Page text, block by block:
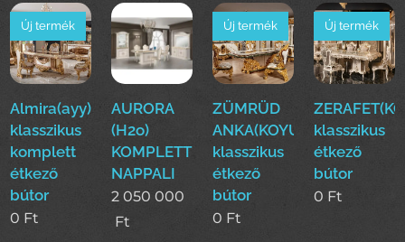
Almira(ayy)Luxus
klasszikus
komplett
étkező
bútor
Új termék
0 Ft
AURORA
(H2o)
KOMPLETT
NAPPALI
2 050 000
Ft
ZÜMRÜD
ANKA(KOYUN)Luxus
klasszikus
étkező
bútor
Új termék
0 Ft
klasszikus
étkező
bútor
Új termék
0 Ft